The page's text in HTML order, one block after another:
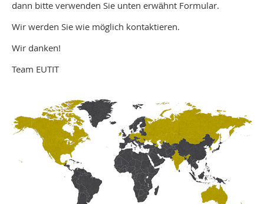
dann bitte verwenden Sie unten erwähnt Formular.
Wir werden Sie wie möglich kontaktieren.
Wir danken!
Team EUTIT